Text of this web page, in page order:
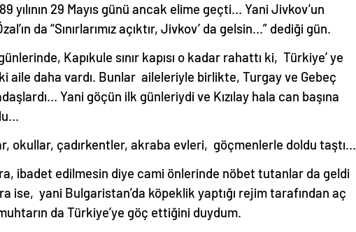
yılının 29 Mayıs günü ancak elime geçti… Yani Jivkov’un
da “Sınırlarımız açıktır, Jivkov’ da gelsin…” dediği gün.
günlerinde, Kapıkule sınır kapısı o kadar rahattı ki, Türkiye’ ye
aile daha vardı. Bunlar aileleriyle birlikte, Turgay ve Gebeç
Yani göçün ilk günleriydi ve Kızılay hala can başına
okullar, çadırkentler, akraba evleri, göçmenlerle doldu taştı…
ibadet edilmesin diye cami önlerinde nöbet tutanlar da geldi
ise, yani Bulgaristan’da köpeklik yaptığı rejim tarafından aç
da Türkiye’ye göç ettiğini duydum.